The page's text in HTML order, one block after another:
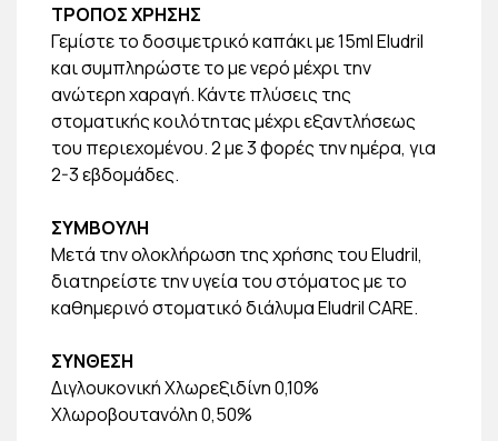
ΤΡΟΠΟΣ ΧΡΗΣΗΣ
Γεμίστε το δοσιμετρικό καπάκι με 15ml Eludril
και συμπληρώστε το με νερό μέχρι την
ανώτερη χαραγή. Κάντε πλύσεις της
στοματικής κοιλότητας μέχρι εξαντλήσεως
του περιεχομένου. 2 με 3 φορές την ημέρα, για
2-3 εβδομάδες.
ΣΥΜΒΟΥΛΗ
Μετά την ολοκλήρωση της χρήσης του Eludril,
διατηρείστε την υγεία του στόματος με το
καθημερινό στοματικό διάλυμα Eludril CARE.
ΣΥΝΘΕΣΗ
Διγλουκονική Χλωρεξιδίνη 0,10%
Χλωροβουτανόλη 0,50%